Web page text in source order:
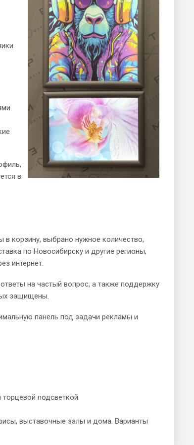
в
в корзину, выбрано нужное количество,
по Новосибирску и другие регионы,
интернет.
на частый вопрос, а также поддержку
защищены.
панель под задачи рекламы и
подсветкой.
выставочные залы и дома. Варианты